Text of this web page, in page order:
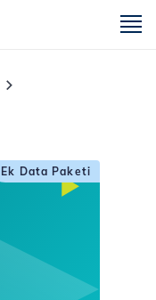
Ek Data Paketi